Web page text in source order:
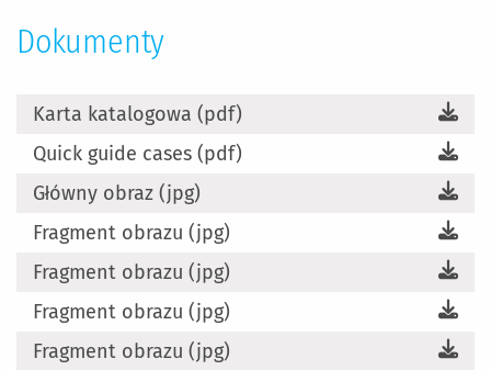
Dokumenty
Karta katalogowa (pdf)
Quick guide cases (pdf)
Główny obraz (jpg)
Fragment obrazu (jpg)
Fragment obrazu (jpg)
Fragment obrazu (jpg)
Fragment obrazu (jpg)